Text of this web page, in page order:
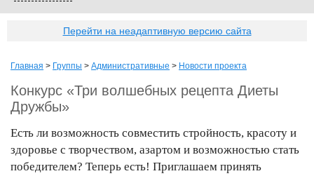
Перейти на неадаптивную версию сайта
Главная > Группы > Административные > Новости проекта
Конкурс «Три волшебных рецепта Диеты
Дружбы»
Есть ли возможность совместить стройность, красоту и
здоровье с творчеством, азартом и возможностью стать
победителем? Теперь есть! Приглашаем принять